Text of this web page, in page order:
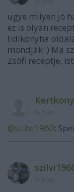
ugye milyen jó
ez is olyan
lidlkonyha
mondják :) Ma
Zsófi receptje,
@szilvi1960: